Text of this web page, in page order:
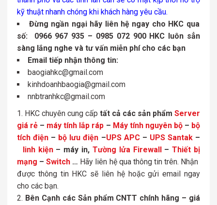
kỹ thuật nhanh chóng khi khách hàng yêu cầu.
Đừng ngần ngại hãy liên hệ ngay cho HKC qua
số: 0966 967 935 – 0985 072 900 HKC luôn sẳn
sàng lắng nghe và tư vấn miễn phí cho các bạn
Email tiếp nhận thông tin:
baogiahkc@gmail.com
kinhdoanhbaogia@gmail.com
nnbtranhkc@gmail.com
HKC chuyên cung cấp tất cả các sản phẩm Server
giá rẻ – máy tính lắp ráp – Máy tính nguyên bộ– bộ
tích điện – bộ lưu điện –UPS APC– UPS Santak–
linh kiện– máy in, Tường lửa Firewall–Thiết bị
mạng –Switch … Hãy liên hệ qua thông tin trên. Nhận
được thông tin HKC sẽ liên hệ hoặc gửi email ngay
cho các bạn.
Bên Cạnh các Sản phẩm CNTT chính hãng – giá